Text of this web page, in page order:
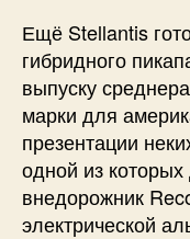
Ещё Stellantis
гибридного
выпуску
марки для
презентации
одной из
внедорожник
электрической